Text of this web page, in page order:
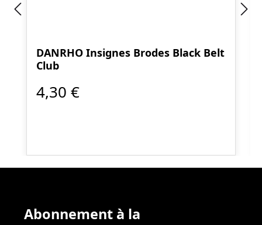
DANRHO Insignes Brodes Black Belt
Club
4,30 €
Abonnement à la